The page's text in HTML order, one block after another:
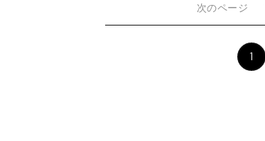
次のページ
1